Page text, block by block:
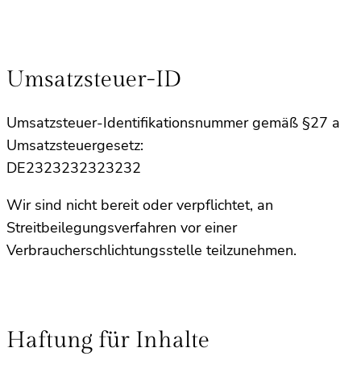
Umsatzsteuer-ID
Umsatzsteuer-Identifikationsnummer gemäß §27 a
Umsatzsteuergesetz:
DE2323232323232
Wir sind nicht bereit oder verpflichtet, an
Streitbeilegungsverfahren vor einer
Verbraucherschlichtungsstelle teilzunehmen.
Haftung für Inhalte